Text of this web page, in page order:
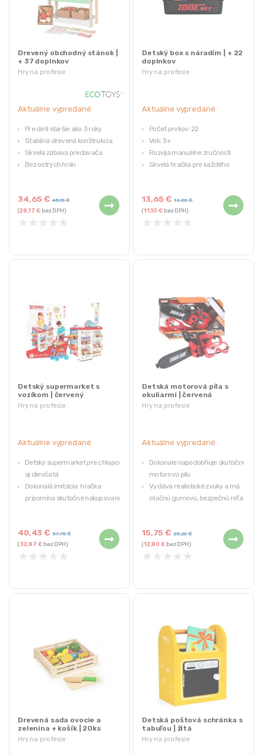
Hry na profesie
Drevený obchodný stánok |
+ 37 doplnkov
Aktuálne vypredané
Pre deti staršie ako 3 roky
Stabilná drevená konštrukcia
Skvelá zábava predavača
Bez ostrých hrán
34,65€ 45,15€
(28,17€bez DPH)
★ ★ ★ ★ ★
Hry na profesie
Detský box s náradím | + 22
doplnkov
Aktuálne vypredané
Počet prvkov: 22
Vek: 3+
Rozvíja manuálne zručnosti
Skvelá hračka pre každého
13,65€ 16,80€
(11,10€bez DPH)
★ ★ ★ ★ ★
Hry na profesie
Detský supermarket s
vozíkom | červený
Aktuálne vypredané
Detský supermarket pre chlapcov
aj dievčatá
Dokonalá imitácia: hračka
pripomína skutočné nakupovanie
tvorivé myslenie
40,43€ 57,75€
(32,87€bez DPH)
★ ★ ★ ★ ★
Hry na profesie
Detská motorová píla s
okuliarmi | červená
Aktuálne vypredané
Dokonale napodobňuje skutočnú
motorovú pílu
Vydáva realistické zvuky a má
otočnú gumovú, bezpečnú reťaz
píle
Vhodné pre deti od 3 rokov
15,75€ 25,20€
(12,80€bez DPH)
★ ★ ★ ★ ★
Hry na profesie
Drevená sada ovocie a
zelenina + košík | 20ks
Hry na profesie
Detská poštová schránka s
tabuľou | žltá